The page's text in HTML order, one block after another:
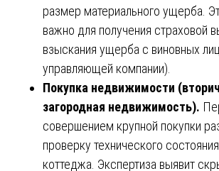
размер материального ущерба.
важно для получения страховой
взыскания ущерба с виновных
управляющей компании).
Покупка недвижимости
загородная недвижимость).
совершением крупной покупки
проверку технического
коттеджа. Экспертиза выявит